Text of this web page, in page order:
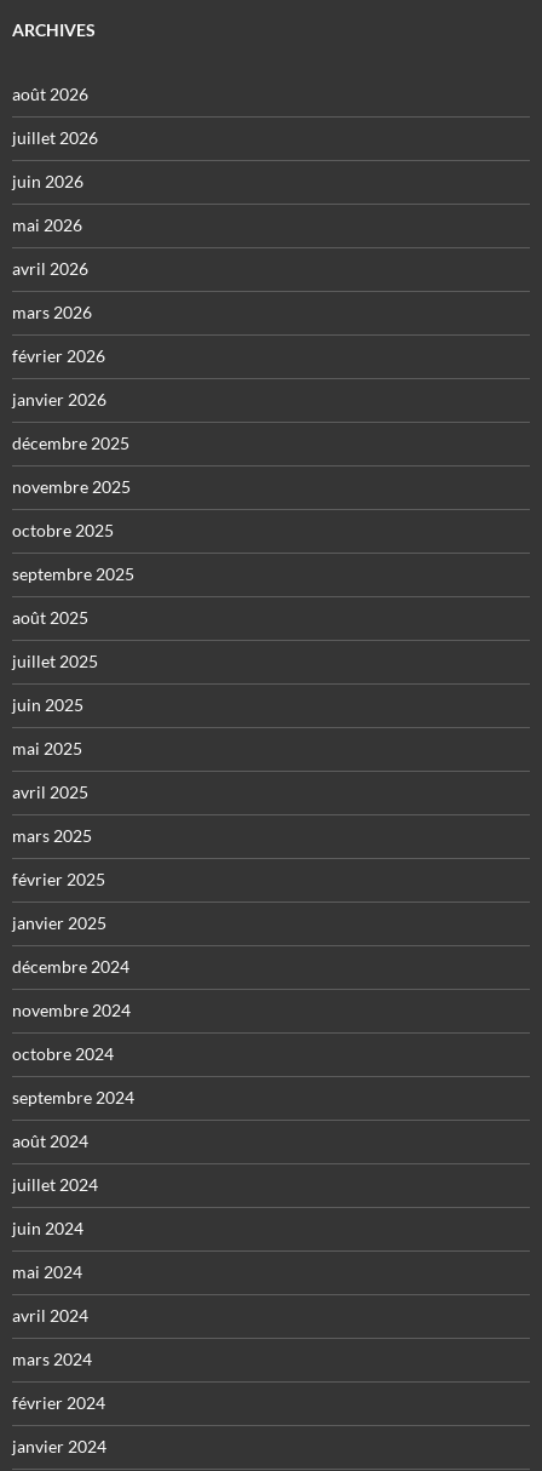
ARCHIVES
août 2026
juillet 2026
juin 2026
mai 2026
avril 2026
mars 2026
février 2026
janvier 2026
décembre 2025
novembre 2025
octobre 2025
septembre 2025
août 2025
juillet 2025
juin 2025
mai 2025
avril 2025
mars 2025
février 2025
janvier 2025
décembre 2024
novembre 2024
octobre 2024
septembre 2024
août 2024
juillet 2024
juin 2024
mai 2024
avril 2024
mars 2024
février 2024
janvier 2024